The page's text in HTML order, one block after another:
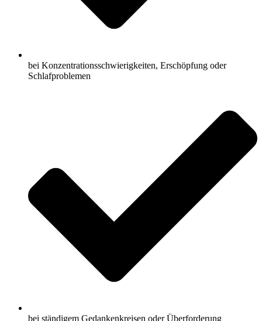
bei Konzentrationsschwierigkeiten, Erschöpfung oder
Schlafproblemen
bei ständigem Gedankenkreisen oder Überforderung